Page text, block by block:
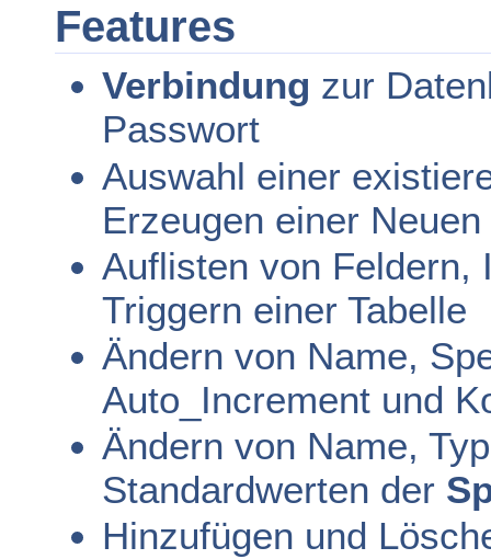
Features
Verbindung zur
Passwort
Auswahl einer
Erzeugen einer Neuen
Auflisten von Feldern,
Triggern einer Tabelle
Ändern von Name,
Auto_Increment und
Ändern von Name,
Standardwerten der
Hinzufügen und